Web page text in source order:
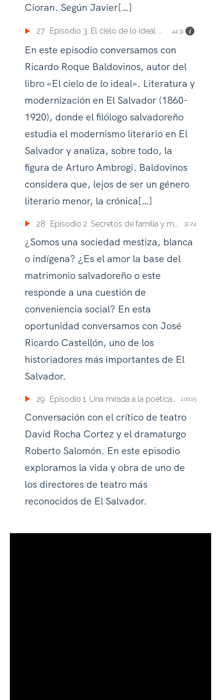
Cioran. Según Javier[…]
27 Episodio 3: El cielo de lo ideal. Literatura y modernización en El Salvador (1860 – 1920) 44:31
En este episodio conversamos con
Ricardo Roque Baldovinos, autor del
libro «El cielo de lo ideal». Literatura y
modernización en El Salvador (1860-
1920), donde el filólogo salvadoreño
estudia el modernismo literario en El
Salvador y analiza, sobre todo, la
figura de Arturo Ambrogi. Baldovinos
considera que, lejos de ser un género
literario menor, la crónica[…]
28 31:24
¿Somos una sociedad mestiza, blanca
o indígena? ¿Es el amor la base del
matrimonio salvadoreño o este
responde a una cuestión de
conveniencia social? En esta
oportunidad conversamos con José
Ricardo Castellón, uno de los
historiadores más importantes de El
Salvador.
29 1:00:15
Conversación con el crítico de teatro
David Rocha Cortez y el dramaturgo
Roberto Salomón. En este episodio
exploramos la vida y obra de uno de
los directores de teatro más
reconocidos de El Salvador.